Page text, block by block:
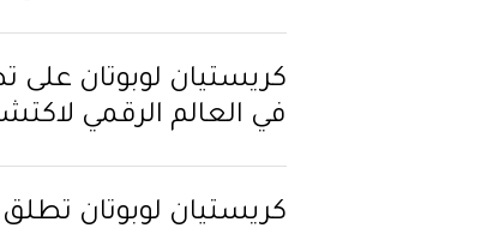
في العالم الرقمي
كريستيان لوبوتان